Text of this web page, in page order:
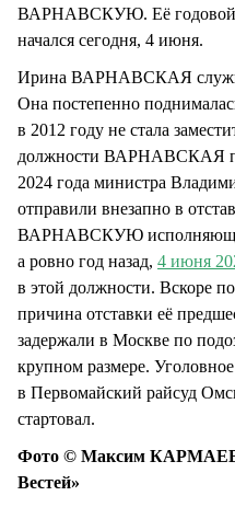
ВАРНАВСКУЮ. Её годовой
начался сегодня, 4 июня.
Ирина ВАРНАВСКАЯ служит
Она постепенно
в 2012 году не стала
должности ВАРНАВСКАЯ
2024 года министра
отправили внезапно в
ВАРНАВСКУЮ
а ровно год назад, 4 июня
в этой должности. Вскоре
причина отставки её
задержали в Москве по
крупном размере.
в Первомайский райсуд
стартовал.
Фото © Максим КАРМАЕВ,
Вестей»